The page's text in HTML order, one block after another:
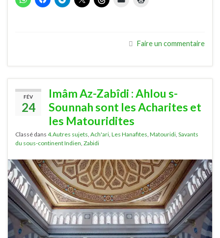
Faire un commentaire
FÉV
24
Imâm Az-Zabîdi : Ahlou s-
Sounnah sont les Acharites et
les Matouridites
Classé dans 4.Autres sujets Ach'ari Les Hanafites Matouridi Savants
du sous-continent Indien Zabidi